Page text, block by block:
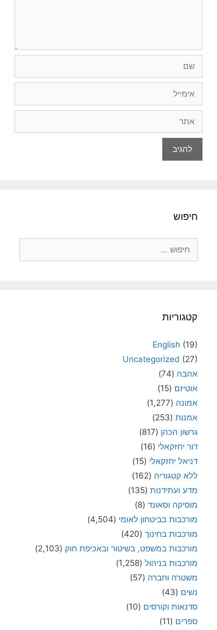
חיפוש
קטגוריות
English (19)
Uncategorized (27)
אהבה (74)
אוטיזם (15)
אמונה (1,277)
אמנות (253)
גרשון הכהן (817)
דור יחזקאלי (16)
דניאל יחזקאלי (15)
ללא קטגוריה (162)
מדע ועתידנות (135)
מוסיקה וסאונד (8)
מורכבות בביטחון לאומי (4,504)
מורכבות בחינוך (420)
מורכבות במשפט, בשיטור ובאכיפת חוק (2,103)
מורכבות בניהול (1,258)
משטרה וחברה (57)
נשים (43)
סדנאות וקורסים (10)
ספרים (11)